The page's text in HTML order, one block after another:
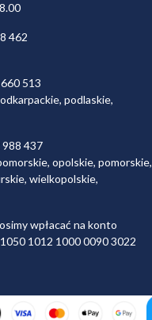
462
513
podlaskie,
437
opolskie, pomorskie,
wielkopolskie,
wpłacać na konto
1012 1000 0090 3022